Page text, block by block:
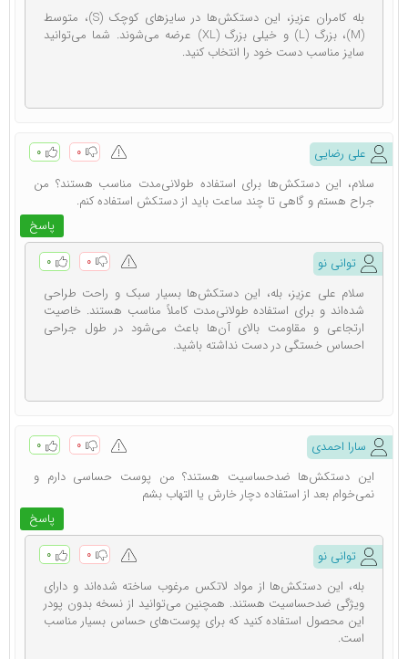
دستکش‌ جراحی باید قبل از استفاده به طور کامل استریل باشد
تا هیچ گونه آلودگی بیماری ‌زا را نداشته باشند. استریل بودن
زیرا این موضوع به کاهش عفونت ‌ها و عوارض پس از عمل
کمک می ‌کند.
استحکام و انعطاف پذیری
دستکش جراحی باید دارای استحکام مناسبی باشد تا در طول
عمل پاره نشود. استحکام مناسب دستکش ‌ها از خطر ایجاد
تماس مستقیم بین دست جراح و بافت بدن جلوگیری کرده و
می ‌تواند از آسیب رساندن به بافت‌ه ای حساس جلوگیری کند.
همچنین، دستکش باید انعطاف پذیری کافی را داشته باشد تا
انعطاف پذیری مناسب دستکش ‌ها به جراح در انجام دقیق
عمل کمک کرده و احساس راحتی را برای جراح فراهم می ‌کند.
عدم ایجاد حساسیت پوستی
دستکش جراحی باید از موادی ساخته شود که بتواند بدون
ایجاد حساسیت و آلرژی بر روی پوست دست جراح قرار گیرد.
انتخاب دستکش ‌های مناسب با توجه به نیازهای جراح می
‌تواند شامل مواد مختلفی مانند لاتکس، نیتریل، نایلونی و
وینیل باشد. این مواد باید با استانداردهای بهداشتی و پزشکی
بله کامران عزیز، این دستکش‌ها در سایزهای کوچک (S)، متوسط
(M)، بزرگ (L) و خیلی بزرگ (XL) عرضه می‌شوند. شما می‌توانید
سایز مناسب دست خود را انتخاب کنید.
علی رضایی ۰ ۰
پاسخ
سلام، این دستکش‌ها برای استفاده طولانی‌مدت مناسب هستند؟ من
جراح هستم و گاهی تا چند ساعت باید از دستکش استفاده کنم.
توانی نو ۰ ۰
سلام علی عزیز، بله، این دستکش‌ها بسیار سبک و راحت طراحی
شده‌اند و برای استفاده طولانی‌مدت کاملاً مناسب هستند. خاصیت
ارتجاعی و مقاومت بالای آن‌ها باعث می‌شود در طول جراحی
احساس خستگی در دست نداشته باشید.
سارا احمدی ۰ ۰
پاسخ
این دستکش‌ها ضدحساسیت هستند؟ من پوست حساسی دارم و
نمی‌خوام بعد از استفاده دچار خارش یا التهاب بشم
توانی نو ۰ ۰
بله، این دستکش‌ها از مواد لاتکس مرغوب ساخته شده‌اند و دارای
ویژگی ضدحساسیت هستند. همچنین می‌توانید از نسخه بدون پودر
این محصول استفاده کنید که برای پوست‌های حساس بسیار مناسب
است.